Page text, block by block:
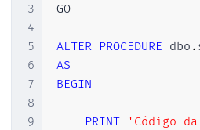
3
4
5
6
7
8
9
GO
ALTER PROCEDURE dbo .
AS
BEGIN
PRINT
'Código